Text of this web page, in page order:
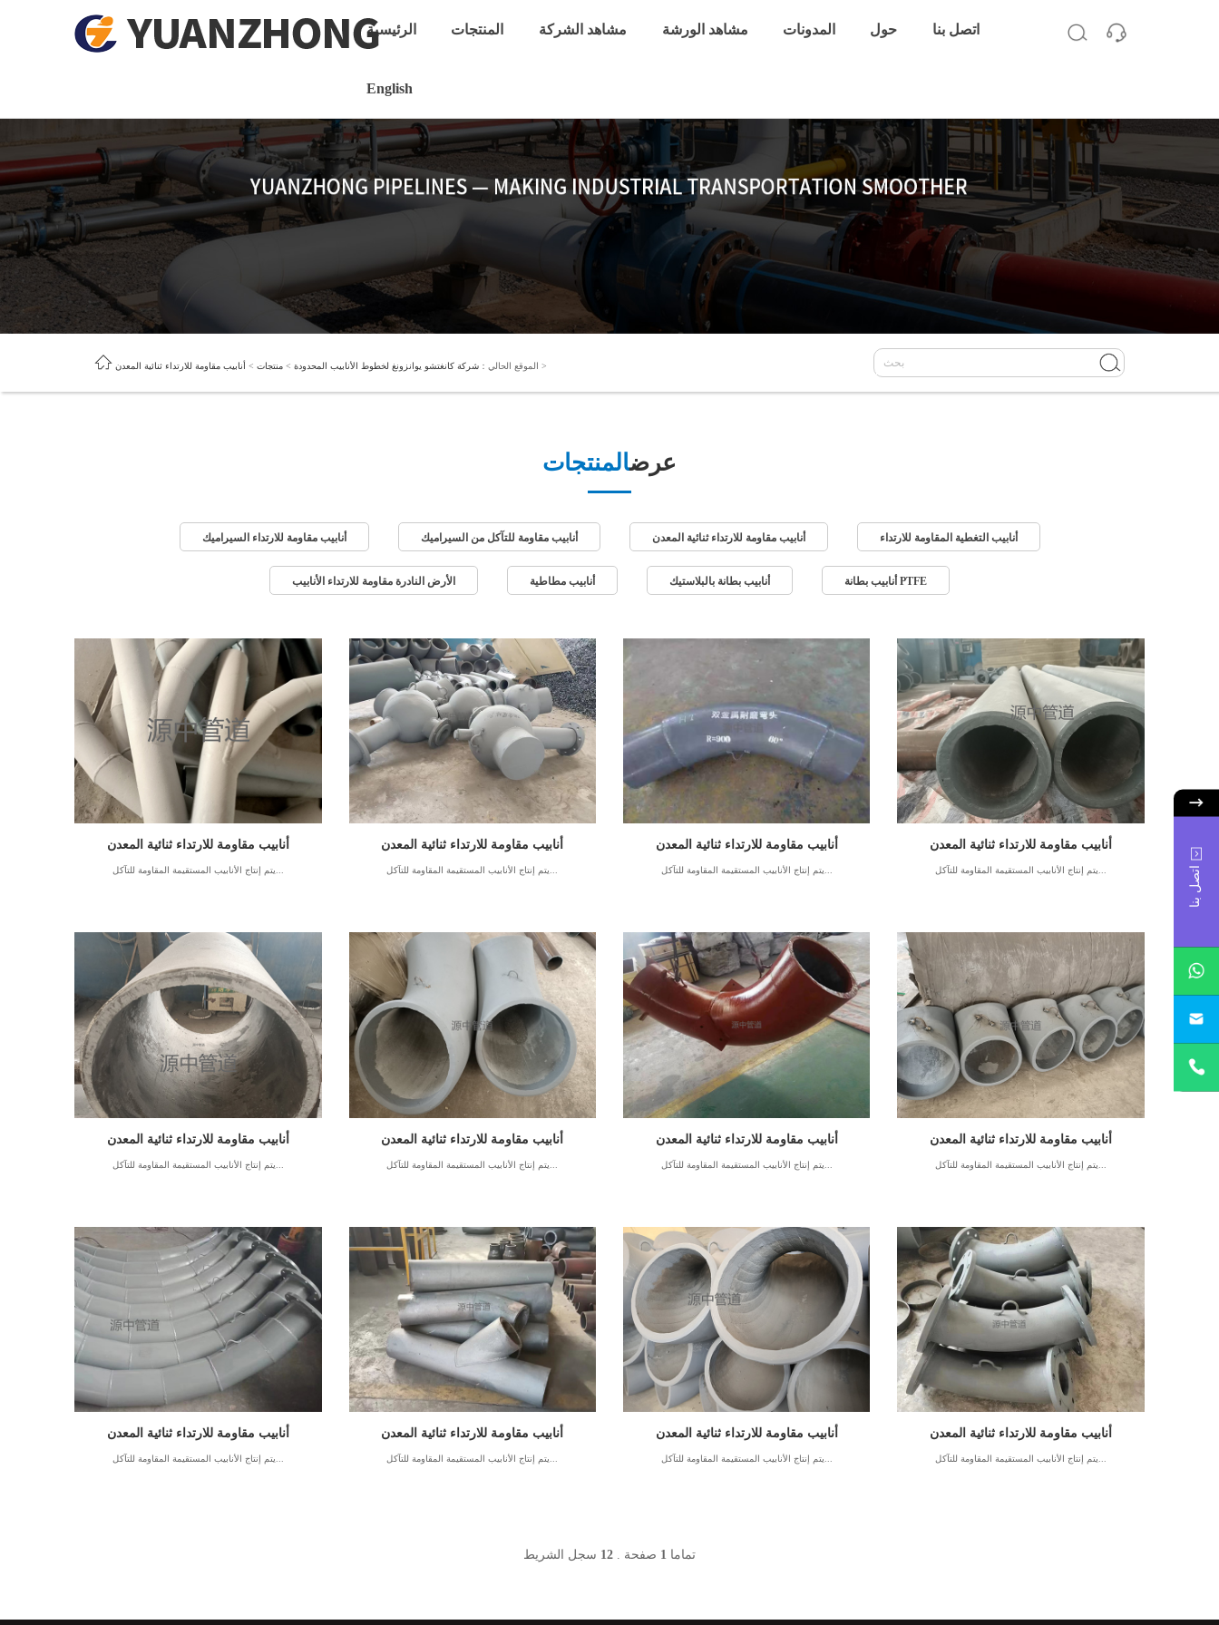
الرئيسية المنتجات مشاهد الشركة مشاهد الورشة المدونات حول اتصل بنا
English
الموقع الحالي： شركة كانغتشو يوانزونغ لخطوط الأنابيب المحدودة> منتجات> أنابيب مقاومة للارتداء ثنائية المعدن >
عرضالمنتجات
أنابيب مقاومة للارتداء السيراميك أنابيب مقاومة للتآكل من السيراميك أنابيب مقاومة للارتداء ثنائية المعدن أنابيب التغطية المقاومة للارتداء
الأرض النادرة مقاومة للارتداء الأنابيب أنابيب مطاطية أنابيب بطانة بالبلاستيك أنابيب بطانة PTFE
أنابيب مقاومة للارتداء ثنائية المعدن
يتم إنتاج الأنابيب المستقيمة المقاومة للتآكل...
أنابيب مقاومة للارتداء ثنائية المعدن
يتم إنتاج الأنابيب المستقيمة المقاومة للتآكل...
أنابيب مقاومة للارتداء ثنائية المعدن
يتم إنتاج الأنابيب المستقيمة المقاومة للتآكل...
أنابيب مقاومة للارتداء ثنائية المعدن
يتم إنتاج الأنابيب المستقيمة المقاومة للتآكل...
أنابيب مقاومة للارتداء ثنائية المعدن أنابيب مقاومة للارتداء ثنائية المعدن أنابيب مقاومة للارتداء ثنائية المعدن أنابيب مقاومة للارتداء ثنائية المعدن
أنابيب مقاومة للارتداء ثنائية المعدن أنابيب مقاومة للارتداء ثنائية المعدن أنابيب مقاومة للارتداء ثنائية المعدن أنابيب مقاومة للارتداء ثنائية المعدن
تماما 1 صفحة . 12 سجل الشريط
اتصل بنا